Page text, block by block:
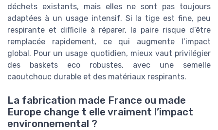
déchets existants, mais elles ne sont pas toujours
adaptées à un usage intensif. Si la tige est fine, peu
respirante et difficile à réparer, la paire risque d’être
remplacée rapidement, ce qui augmente l’impact
global. Pour un usage quotidien, mieux vaut privilégier
des baskets eco robustes, avec une semelle
caoutchouc durable et des matériaux respirants.
La fabrication made France ou made
Europe change t elle vraiment l’impact
environnemental ?